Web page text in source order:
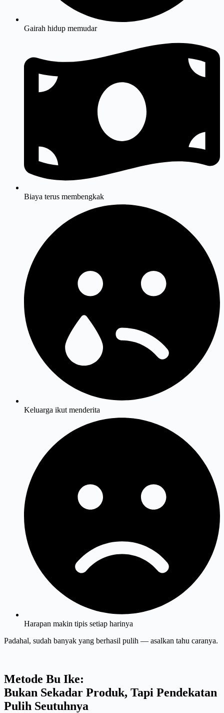
Gairah hidup memudar
Biaya terus membengkak
Keluarga ikut menderita
Harapan makin tipis setiap harinya
Padahal, sudah banyak yang berhasil pulih — asalkan tahu caranya.
Metode Bu Ike:
Bukan Sekadar Produk, Tapi Pendekatan
Pulih Seutuhnya